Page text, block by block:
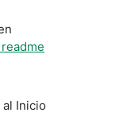
al Inicio